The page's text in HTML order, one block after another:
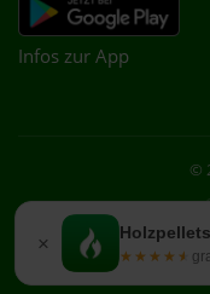
×
★★★★★
★★★★★
Infos zur App
©